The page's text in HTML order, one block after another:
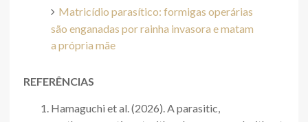
Matricídio parasítico: formigas operárias
são enganadas por rainha invasora e matam
a própria mãe
REFERÊNCIAS
Hamaguchi et al. (2026). A parasitic,